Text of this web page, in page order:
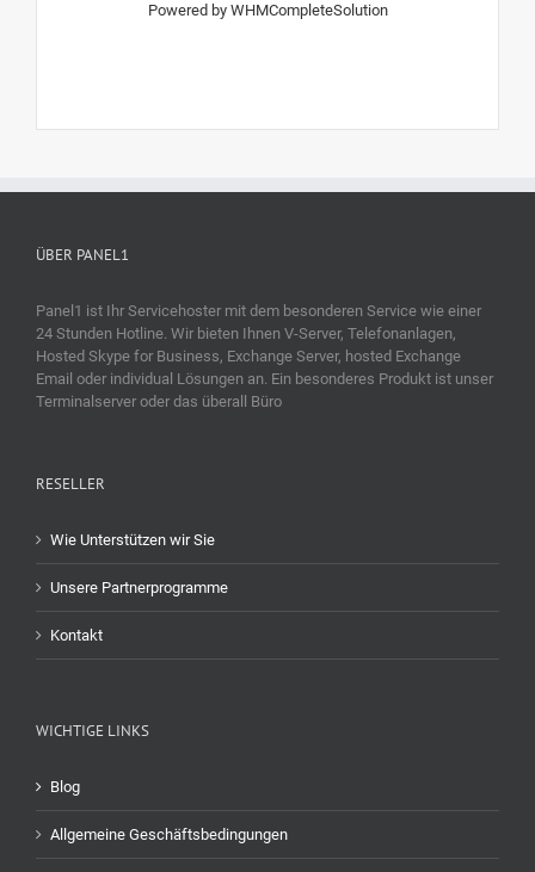
Powered by WHMCompleteSolution
ÜBER PANEL1
Panel1 ist Ihr Servicehoster mit dem besonderen Service wie einer
24 Stunden Hotline. Wir bieten Ihnen V-Server, Telefonanlagen,
Hosted Skype for Business, Exchange Server, hosted Exchange
Email oder individual Lösungen an. Ein besonderes Produkt ist unser
Terminalserver oder das überall Büro
RESELLER
Wie Unterstützen wir Sie
Unsere Partnerprogramme
Kontakt
WICHTIGE LINKS
Blog
Allgemeine Geschäftsbedingungen